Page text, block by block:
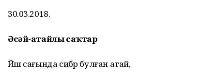
30.03.2018.
Әсәй-атайлы саҡтар
Йәш сағында сибәр булған атай,